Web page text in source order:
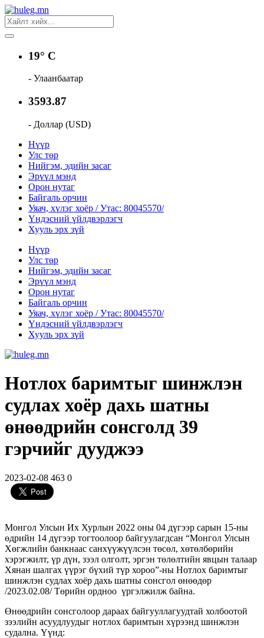
19° C
- Улаанбаатар
3593.87
- Доллар (USD)
Нүүр
Улс төр
Нийгэм, эдийн засаг
Эрүүл мэнд
Орон нутаг
Байгаль орчин
Уяач, хүлэг хоёр / Утас: 80045570/
Үндэсний үйлдвэрлэгч
Хууль эрх зүй
Нүүр
Улс төр
Нийгэм, эдийн засаг
Эрүүл мэнд
Орон нутаг
Байгаль орчин
Уяач, хүлэг хоёр / Утас: 80045570/
Үндэсний үйлдвэрлэгч
Хууль эрх зүй
Нотлох баримтыг шинжлэн
судлах хоёр дахь шатны
өнөөдрийн сонсголд 39
гэрчийг дууджээ
2023-02-08 463 0
Монгол Улсын Их Хурлын 2022 оны 04 дүгээр сарын 15-ны
өдрийн 14 дүгээр тогтоолоор байгуулагдсан “Монгол Улсын
Хөгжлийн банкнаас санхүүжүүлсэн төсөл, хөтөлбөрийн
хэрэгжилт, үр дүн, зээл олголт, эргэн төлөлтийн явцын талаар
Хянан шалгах үүрэг бүхий түр хороо”-ны Нотлох баримтыг
шинжлэн судлах хоёр дахь шатны сонсгол өнөөдөр
/2023.02.08/ Төрийн ордноо үргэлжилж байна.
Өнөөдрийн сонсголоор дараах байгууллагуудтай холбоотой
зээлийн асуудлуудыг нотлох баримтын хүрээнд шинжлэн
судална. Үүнд: